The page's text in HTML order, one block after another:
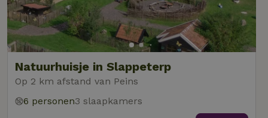
Natuurhuisje in Slappeterp
Op 2 km afstand van Peins
6 personen3 slaapkamers